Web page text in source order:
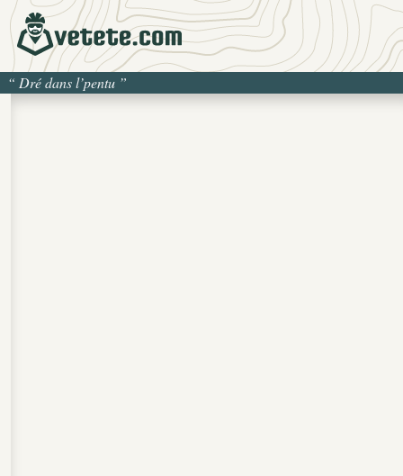
“ Dré dans l’pentu ”